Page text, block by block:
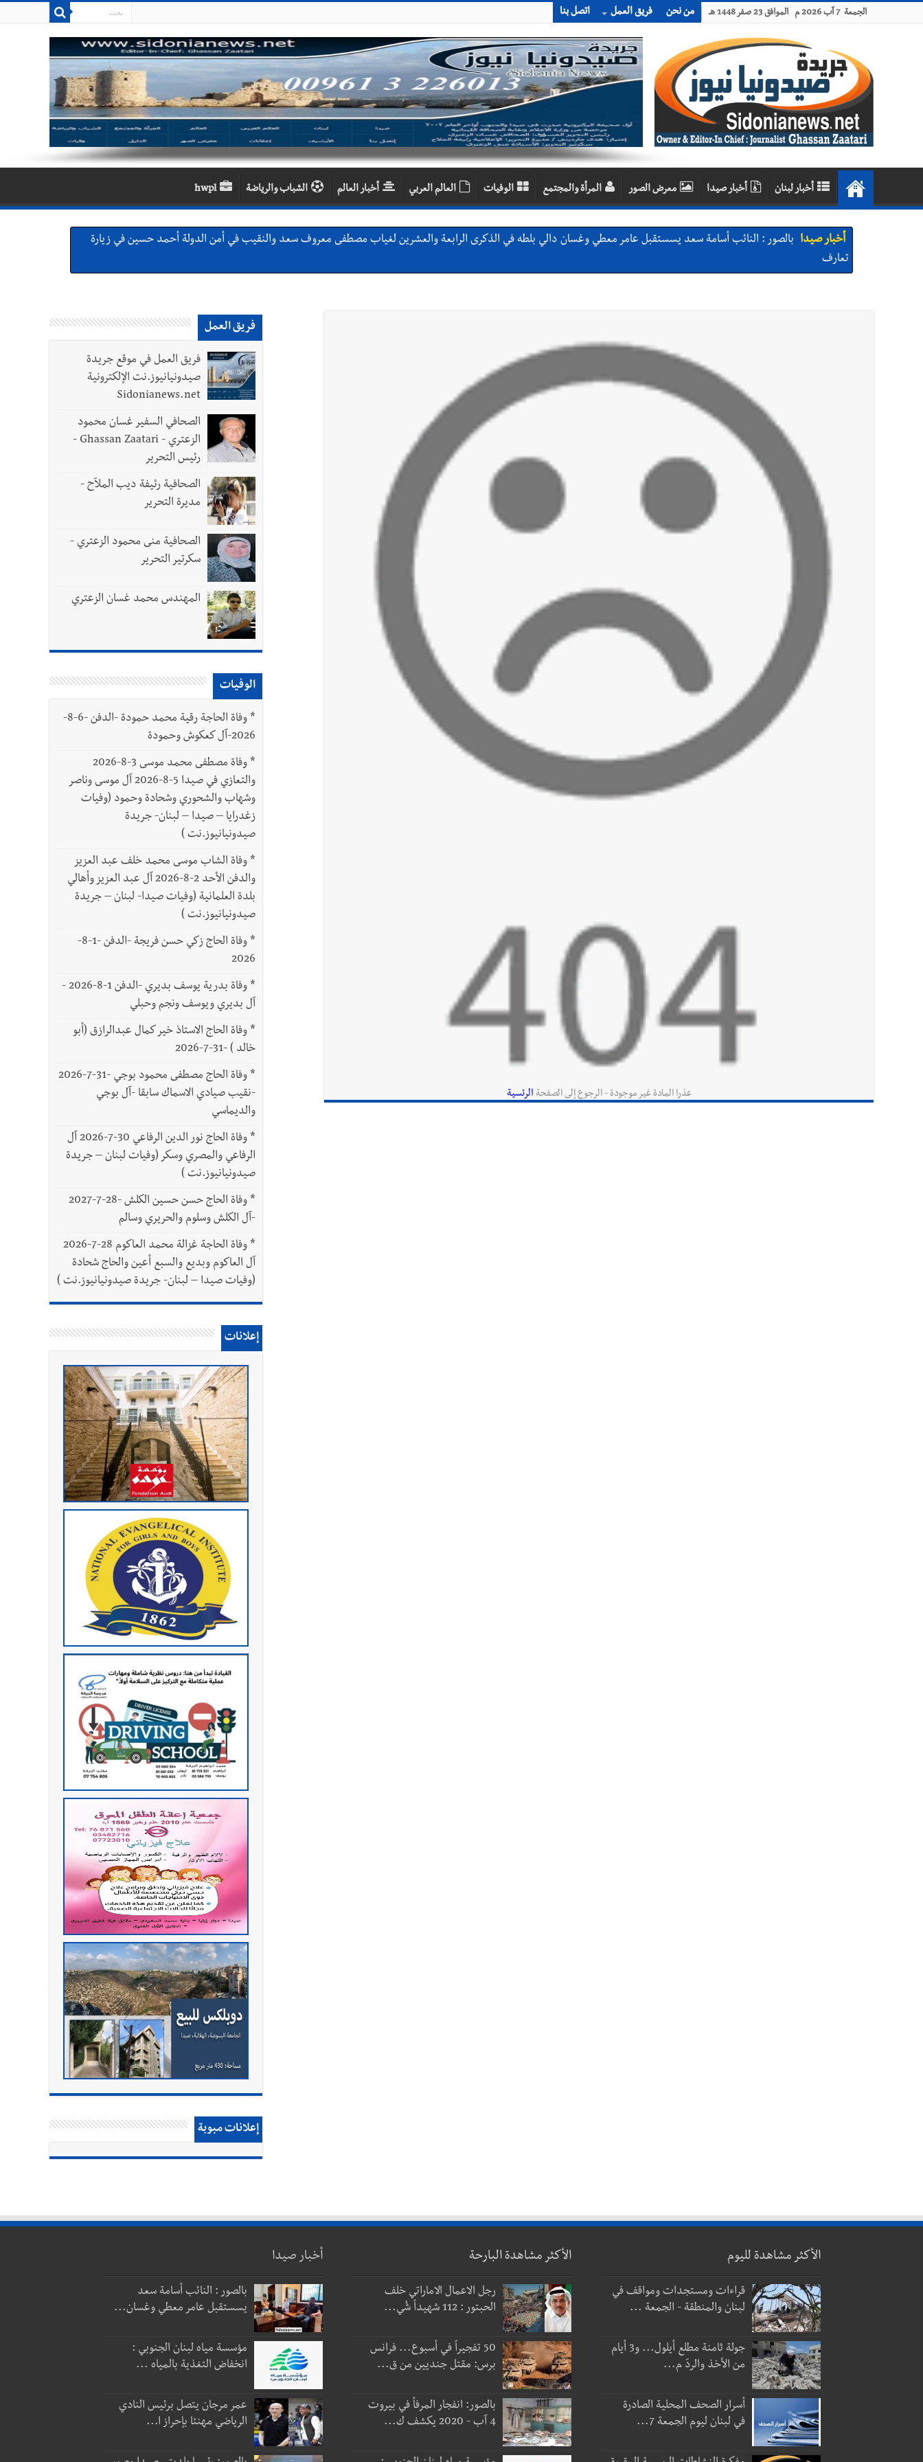
الجمعة 7 آب 2026 م الموافق 23 صفر 1448 هـ من نحن فريق العمل اتصل بنا
أخبار لبنان أخبار صيدا معرض الصور المرأة والمجتمع الوفيات العالم العربي أخبار العالم الشباب والرياضة hwpl
أخبار صيدا بالصور : النائب أسامة سعد يسستقبل عامر معطي وغسان دالي بلطه في الذكرى الرابعة والعشرين لغياب مصطفى معروف سعد والنقيب في أمن الدولة أحمد حسين في زيارة
تعارف
بالصور: رئيسا بلديتي صيدا وصور يشاركان في ورشة تقنية حول الحد من النفايات البحرية وشباك الصيد المهملة
عمر مرجان يتصل برئيس النادي الرياضي مهنئا بإحراز البطولة
أخبار لبنان مسيّرة أسرائيلية القت قنبلة صوتية باتجاه جرافة للجيش اللبناني خلال عملها في المنصوري ومعلومات أولية عن اصابة أحد العسكريين
أخبار لبنان بسام طليس : نرفض فرض ضريبة جديدة على المحروقات تحت شعار حماية البيئة والأولوية اليوم للتخفيف من معاناة المواطنين
أخبار لبنان قوى الأمن الداخلي : توقيف منفّذ عمليات نشل في جبل لبنان
أخبار لبنان براميل المرفأ
العالم العربي
رجل الاعمال الاماراتي خلف الحبتور : 112 شهيداً شُيّعوا في ‫غزة‬ بعد أن بقوا تحت الأنقاض منذ عام 2023: أيُعقل أن يبقى الشعب الفلسطيني يعيش كل هذا الألم؟ وإلى متى
تستمر هذه المعاناة التي تمزق القلوب والضمائر؟
عذرا المادة غير موجودة - الرجوع إلى الصفحة الرئسية
فريق العمل
فريق العمل في موقع جريدة
صيدونيانيوز.نت الإلكترونية
Sidonianews.net
الصحافي السفير غسان محمود
الزعتري - Ghassan Zaatari -
رئيس التحرير
الصحافية رئيفة ديب الملاّح -
مديرة التحرير
الصحافية منى محمود الزعتري -
سكرتير التحرير
المهندس محمد غسان الزعتري
الوفيات
*
وفاة الحاجة رقية محمد حمودة -الدفن -6-8-
2026-آل كعكوش وحمودة
*
وفاة مصطفى محمد موسى 3-8-2026
والتعازي في صيدا 5-8-2026 آل موسى وناصر
وشهاب والشحوري وشحادة وحمود (وفيات
زغدرايا – صيدا – لبنان- جريدة
صيدونيانيوز.نت )
* وفاة الشاب موسى محمد خلف عبد العزيز
والدفن الأحد 2-8-2026 آل عبد العزيز وأهالي
بلدة العلمانية (وفيات صيدا- لبنان – جريدة
صيدونيانيوز.نت )
*
وفاة الحاج زكي حسن فريجة -الدفن -1-8-
2026
*
وفاة بدرية يوسف بديري -الدفن 1-8-2026 -
آل بديري ويوسف ونجم وحبلي
* وفاة الحاج الاستاذ خير كمال عبدالرازق (أبو
خالد ) -31-7-2026
*
وفاة الحاج مصطفى محمود بوجي -31-7-2026
-نقيب صيادي الاسماك سابقا -آل بوجي
والديماسي
*
وفاة الحاج نور الدين الرفاعي 30-7-2026 آل
الرفاعي والمصري وسكر (وفيات لبنان – جريدة
صيدونيانيوز.نت )
*
وفاة الحاج حسن حسين الكلش -28-7-2027
-آل الكلش وسلوم والحريري وسالم
*
وفاة الحاجة غزالة محمد العاكوم 28-7-2026
آل العاكوم وبديع والسبع أعين والحاج شحادة
(وفيات صيدا – لبنان- جريدة صيدونيانيوز.نت )
إعلانات
إعلانات مبوبة
الأكثر مشاهدة لليوم
قراءات ومستجدات ومواقف في
لبنان والمنطقة - الجمعة ...
جولة ثامنة مطلع أيلول... و3 أيام
من الأخذ والردّ م...
أسرار الصحف المحلية الصادرة
في لبنان ليوم الجمعة 7...
الأكثر مشاهدة البارحة
رجل الاعمال الاماراتي خلف
الحبتور : 112 شهيداً شُي...
50 تفجيراً في أسبوع... فرانس
برس: مقتل جنديين من ق...
بالصور: انفجار المرفأ في بيروت
4 آب - 2020 يكشف ك...
أخبار صيدا
بالصور : النائب أسامة سعد
يسستقبل عامر معطي وغسان...
مؤسسة مياه لبنان الجنوبي :
انخفاض التغذية بالمياه ...
عمر مرجان يتصل برئيس النادي
الرياضي مهنئا بإحراز ا...